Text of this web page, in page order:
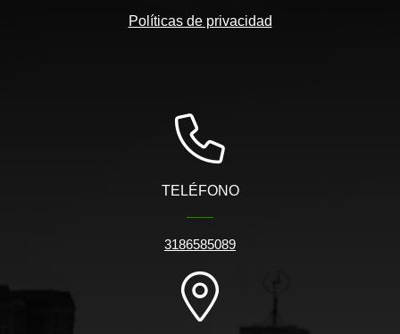
Políticas de privacidad
TELÉFONO
3186585089